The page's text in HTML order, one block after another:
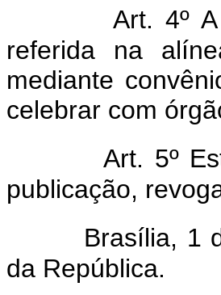
Art. 4º
referida na
mediante
celebrar com
Art. 5º
publicação,
Brasília, 1
da República.